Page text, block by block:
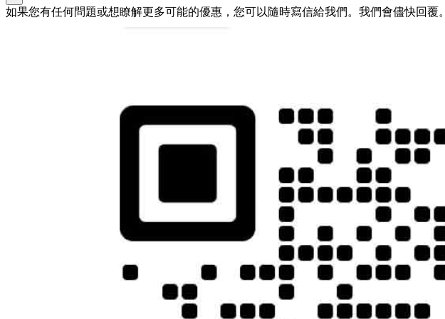
如果您有任何問題或想瞭解更多可能的優惠，您可以隨時寫信給我們。我們會儘快回覆。